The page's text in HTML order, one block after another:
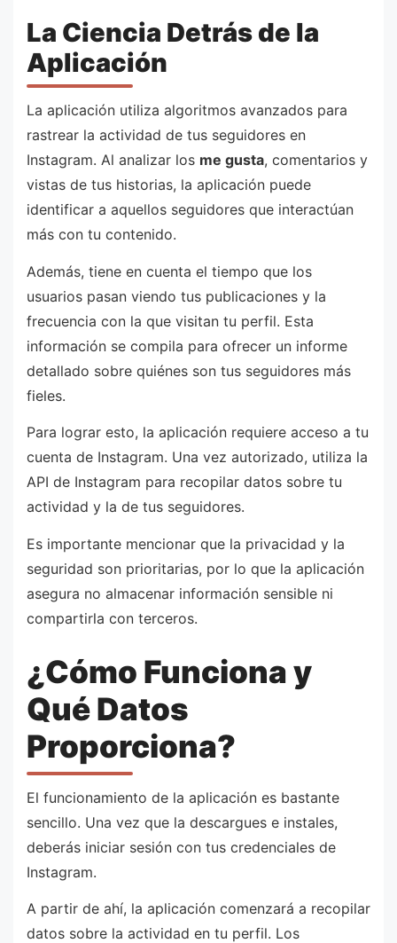
La Ciencia Detrás de la
Aplicación
La aplicación utiliza algoritmos avanzados para
rastrear la actividad de tus seguidores en
Instagram. Al analizar los me gusta, comentarios y
vistas de tus historias, la aplicación puede
identificar a aquellos seguidores que interactúan
más con tu contenido.
Además, tiene en cuenta el tiempo que los
usuarios pasan viendo tus publicaciones y la
frecuencia con la que visitan tu perfil. Esta
información se compila para ofrecer un informe
detallado sobre quiénes son tus seguidores más
fieles.
Para lograr esto, la aplicación requiere acceso a tu
cuenta de Instagram. Una vez autorizado, utiliza la
API de Instagram para recopilar datos sobre tu
actividad y la de tus seguidores.
Es importante mencionar que la privacidad y la
seguridad son prioritarias, por lo que la aplicación
asegura no almacenar información sensible ni
compartirla con terceros.
¿Cómo Funciona y
Qué Datos
Proporciona?
El funcionamiento de la aplicación es bastante
sencillo. Una vez que la descargues e instales,
deberás iniciar sesión con tus credenciales de
Instagram.
A partir de ahí, la aplicación comenzará a recopilar
datos sobre la actividad en tu perfil. Los